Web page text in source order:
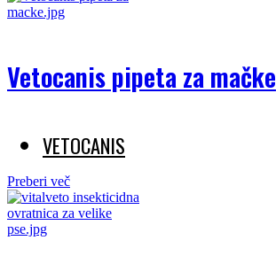
Vetocanis pipeta za mačke
VETOCANIS
Preberi več